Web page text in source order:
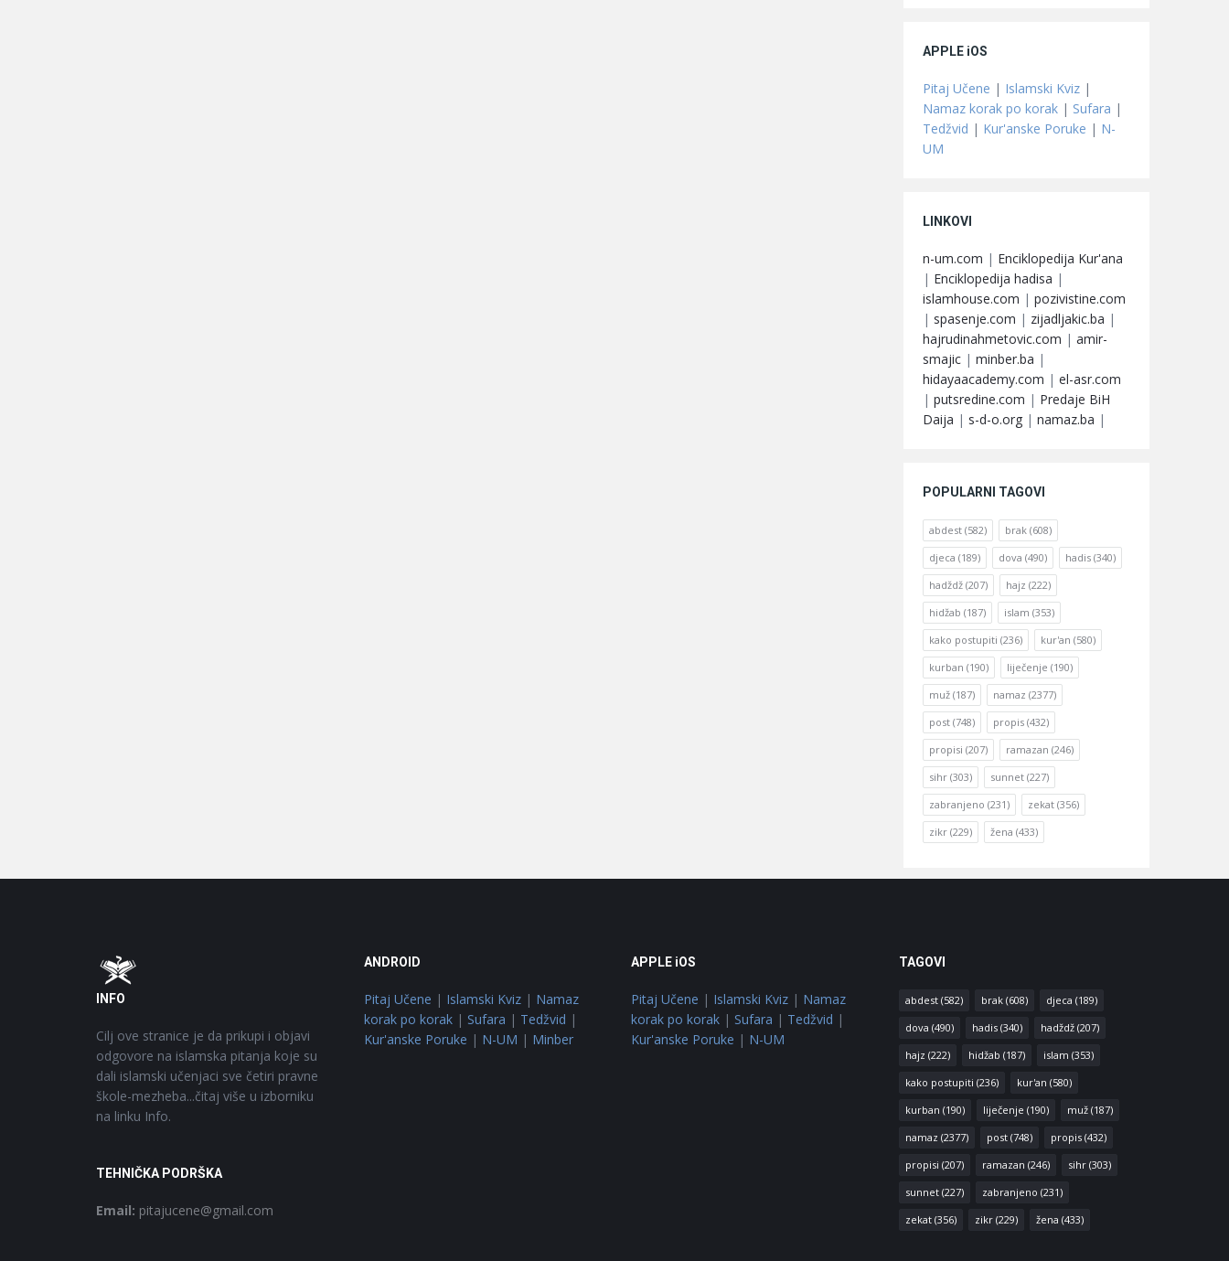
APPLE iOS
Pitaj Učene | Islamski Kviz |
Namaz korak po korak | Sufara |
Tedžvid | Kur'anske Poruke | N-
UM
LINKOVI
n-um.com | Enciklopedija Kur'ana
| Enciklopedija hadisa |
islamhouse.com | pozivistine.com
| spasenje.com | zijadljakic.ba |
hajrudinahmetovic.com | amir-
smajic | minber.ba |
hidayaacademy.com | el-asr.com
| putsredine.com | Predaje BiH
Daija | s-d-o.org | namaz.ba |
POPULARNI TAGOVI
abdest (582) brak (608)
djeca (189) dova (490) hadis (340)
hadždž (207) hajz (222)
hidžab (187) islam (353)
kako postupiti (236) kur'an (580)
kurban (190) liječenje (190)
muž (187) namaz (2377)
post (748) propis (432)
propisi (207) ramazan (246)
sihr (303) sunnet (227)
zabranjeno (231) zekat (356)
zikr (229) žena (433)
Footer
INFO
Cilj ove stranice je da prikupi i objavi
odgovore na islamska pitanja koje su
dali islamski učenjaci sve četiri pravne
škole-mezheba...čitaj više u izborniku
na linku Info.
TEHNIČKA PODRŠKA
Email: pitajucene@gmail.com
ANDROID
Pitaj Učene | Islamski Kviz| Namaz
korak po korak| Sufara | Tedžvid |
Kur'anske Poruke | N-UM | Minber
APPLE iOS
Pitaj Učene | Islamski Kviz | Namaz
korak po korak | Sufara | Tedžvid |
Kur'anske Poruke | N-UM
TAGOVI
abdest(582) brak(608) djeca (189)
dova (490) hadis(340) hadždž(207)
hajz (222) hidžab (187) islam (353)
kako postupiti (236) kur'an (580)
kurban (190) liječenje (190) muž(187)
namaz (2377) post(748) propis(432)
propisi (207) ramazan (246) sihr(303)
sunnet(227) zabranjeno (231)
zekat(356) zikr(229) žena (433)